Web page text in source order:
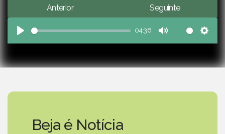
Anterior Seguinte
Play
04:36
Mute
Beja é Notícia